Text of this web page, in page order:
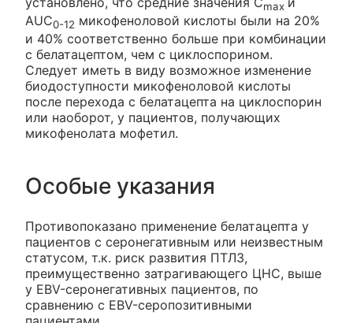
max
AUC0-12 микофеноловой кислоты были на 20%
и 40% соответственно больше при комбинации
с белатацептом, чем с циклоспорином.
Следует иметь в виду возможное изменение
биодоступности микофеноловой кислоты
после перехода с белатацепта на циклоспорин
или наоборот, у пациентов, получающих
микофенолата мофетил.
Особые указания
Противопоказано применение белатацепта у
пациентов с серонегативным или неизвестным
статусом, т.к. риск развития ПТЛЗ,
преимущественно затрагивающего ЦНС, выше
у EBV-серонегативных пациентов, по
сравнению с EBV-серопозитивными